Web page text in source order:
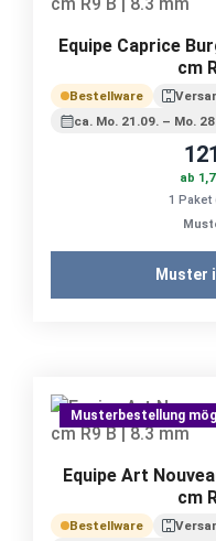
Equipe Caprice
cm
Bestellware
ca. Mo. 21.09. – Mo.
ab
1 Paket
Muster
Musterbestellung
Equipe Art
cm
Bestellware